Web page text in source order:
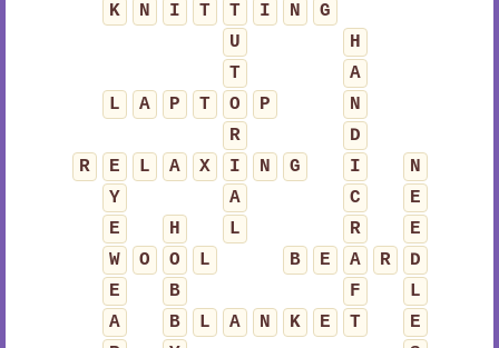
K N I T T I N
G
U
H
T
A
L
A P T O P
N
R
D
R
E L A X I N G I
N
Y
A C
E
E
H L R
E
W
O O L B E A R
D
E
B F
L
A
B L A N K E T
E